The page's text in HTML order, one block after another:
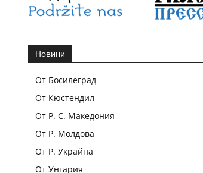
Новини
От Босилеград
От Кюстендил
От Р. С. Македония
От Р. Молдова
От Р. Украйна
От Унгария